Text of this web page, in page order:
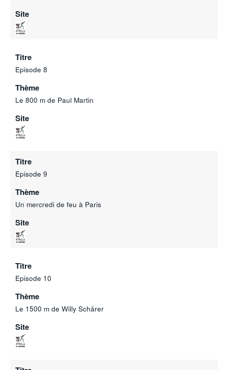
Site
Titre
Episode 8
Thème
Le 800 m de Paul Martin
Site
Titre
Episode 9
Thème
Un mercredi de feu à Paris
Site
Titre
Episode 10
Thème
Le 1500 m de Willy Schärer
Site